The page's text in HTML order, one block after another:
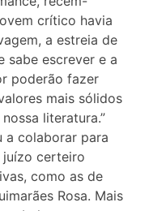
crítico havia
a estreia de
sabe escrever e a
poderão fazer
mais sólidos
literatura.”
a colaborar para
juízo certeiro
como as de
Rosa. Mais